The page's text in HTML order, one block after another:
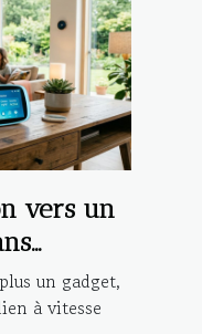
vers un
un gadget,
à vitesse